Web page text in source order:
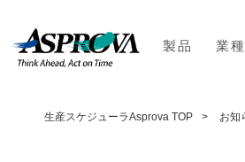
製品 業
生産スケジューラAsprova TOP お知